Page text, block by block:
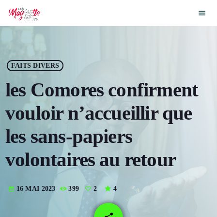
menu
close
play_arrow ECOUTER MAYOTTE ONE DANCE
play_arrow ECOUTER MAYOTTE ONE
play_arrow RADIO MACHAKA
play_arrow DEMO RADIO CHANNEL
FAITS DIVERS
les Comores confirment
vouloir n’accueillir que
les sans-papiers
volontaires au retour
today 16 MAI 2023 399 2 4